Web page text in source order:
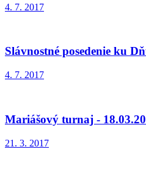
4. 7. 2017
Slávnostné posedenie ku
4. 7. 2017
Mariášový turnaj -
21. 3. 2017